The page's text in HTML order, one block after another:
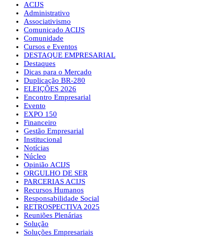
ACIJS
Administrativo
Associativismo
Comunicado ACIJS
Comunidade
Cursos e Eventos
DESTAQUE EMPRESARIAL
Destaques
Dicas para o Mercado
Duplicação BR-280
ELEIÇÕES 2026
Encontro Empresarial
Evento
EXPO 150
Financeiro
Gestão Empresarial
Institucional
Notícias
Núcleo
Opinião ACIJS
ORGULHO DE SER
PARCERIAS ACIJS
Recursos Humanos
Responsabilidade Social
RETROSPECTIVA 2025
Reuniões Plenárias
Solução
Soluções Empresariais